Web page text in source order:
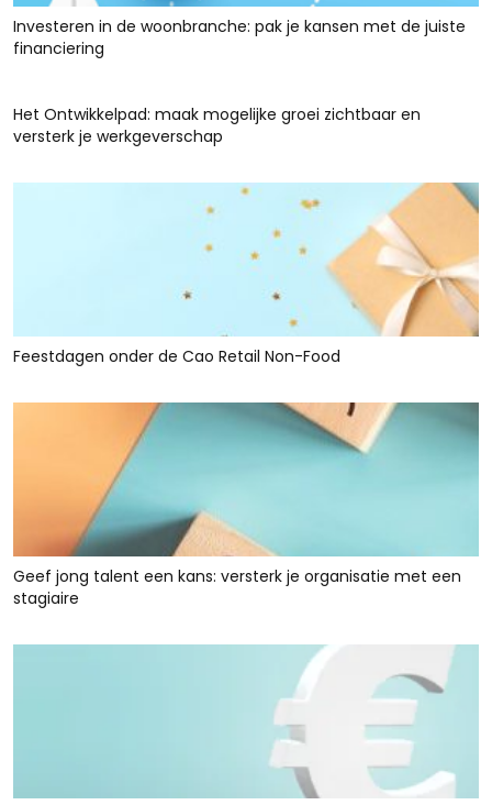
Investeren in de woonbranche: pak je kansen met de juiste
financiering
Het Ontwikkelpad: maak mogelijke groei zichtbaar en
versterk je werkgeverschap
Feestdagen onder de Cao Retail Non-Food
Geef jong talent een kans: versterk je organisatie met een
stagiaire